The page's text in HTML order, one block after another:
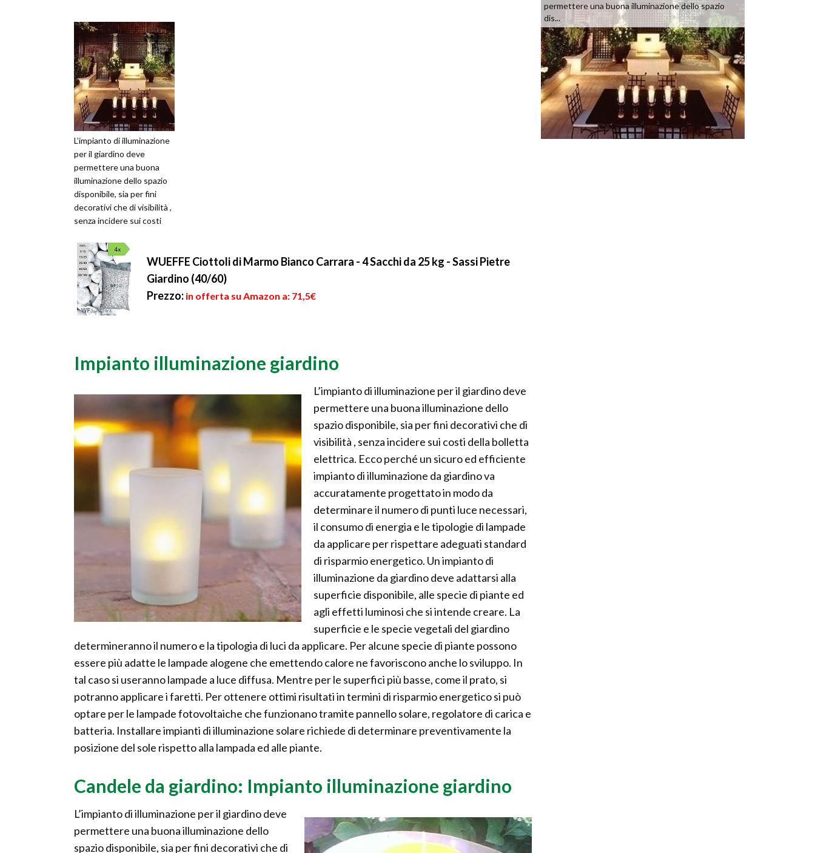
L’impianto di illuminazione
per il giardino deve
permettere una buona
illuminazione dello spazio
disponibile, sia per fini
decorativi che di visibilità ,
senza incidere sui costi
WUEFFE Ciottoli di Marmo Bianco Carrara - 4 Sacchi da 25 kg - Sassi Pietre
Giardino (40/60)
Prezzo: in offerta su Amazon a: 71,5€
Impianto illuminazione giardino
L’impianto di illuminazione per il giardino deve
permettere una buona illuminazione dello
spazio disponibile, sia per fini decorativi che di
visibilità , senza incidere sui costi della bolletta
elettrica. Ecco perché un sicuro ed efficiente
impianto di illuminazione da giardino va
accuratamente progettato in modo da
determinare il numero di punti luce necessari,
il consumo di energia e le tipologie di lampade
da applicare per rispettare adeguati standard
di risparmio energetico. Un impianto di
illuminazione da giardino deve adattarsi alla
superficie disponibile, alle specie di piante ed
agli effetti luminosi che si intende creare. La
superficie e le specie vegetali del giardino
determineranno il numero e la tipologia di luci da applicare. Per alcune specie di piante possono
essere più adatte le lampade alogene che emettendo calore ne favoriscono anche lo sviluppo. In
tal caso si useranno lampade a luce diffusa. Mentre per le superfici più basse, come il prato, si
potranno applicare i faretti. Per ottenere ottimi risultati in termini di risparmio energetico si può
optare per le lampade fotovoltaiche che funzionano tramite pannello solare, regolatore di carica e
batteria. Installare impianti di illuminazione solare richiede di determinare preventivamente la
posizione del sole rispetto alla lampada ed alle piante.
Candele da giardino: Impianto illuminazione giardino
L’impianto di illuminazione per il giardino deve
permettere una buona illuminazione dello
spazio disponibile, sia per fini decorativi che di
permettere una buona illuminazione dello spazio
dis...